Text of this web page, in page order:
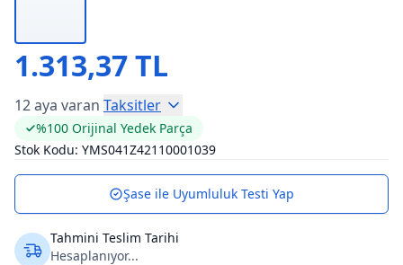
1.313,37 TL
12 aya varan Taksitler
%100 Orijinal Yedek Parça
Stok Kodu: YMS041Z42110001039
Şase ile Uyumluluk Testi Yap
Tahmini Teslim Tarihi
Hesaplanıyor...